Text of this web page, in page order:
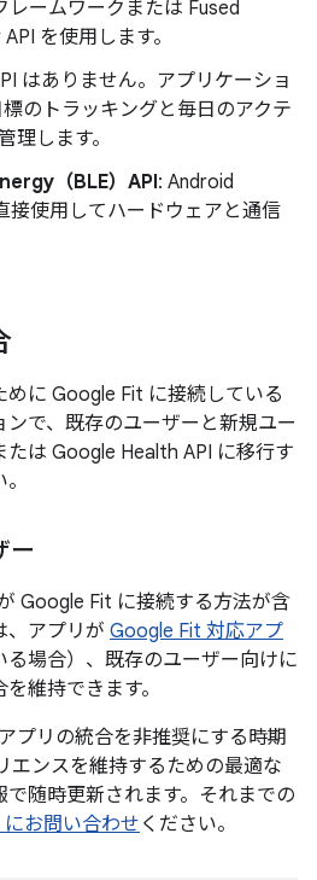
レームワークまたは Fused
を使用します。
はありません。アプリケーショ
のトラッキングと毎日のアクテ
理します。
（BLE）API: Android
接使用してハードウェアと通信
に Google Fit に接続している
で、既存のユーザーと新規ユー
は Google Health API に移行す
ー
Google Fit に接続する方法が含
、アプリが Google Fit 対応アプ
る場合）、既存のユーザー向けに
維持できます。
プリの統合を非推奨にする時期
エンスを維持するための最適な
随時更新されます。それまでの
お問い合わせください。